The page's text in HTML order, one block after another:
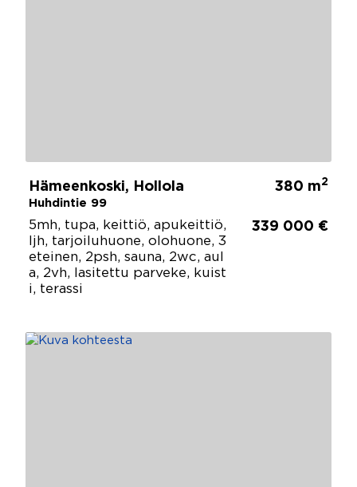
Hämeenkoski, Hollola
Huhdintie 99
380 m2
5mh, tupa, keittiö, apukeittiö,
ljh, tarjoiluhuone, olohuone, 3
eteinen, 2psh, sauna, 2wc, aul
a, 2vh, lasitettu parveke, kuist
i, terassi
339 000 €